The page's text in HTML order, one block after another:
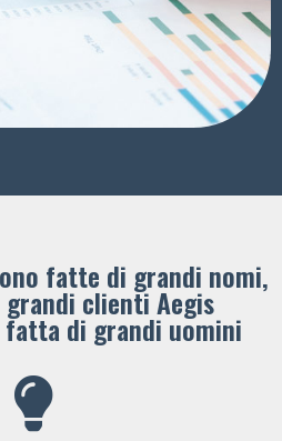
fatte di grandi nomi,
clienti ​Aegis
di grandi uomini